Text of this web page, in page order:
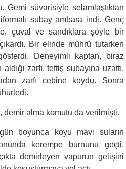
Gemi süvarisiyle selamlaştıktan
subay ambara indi. Genç
çuval ve sandıklara şöyle bir
Bir elinde mührü tutarken
Deneyimli kaptan, biraz
aldığı zarfı, teftiş subayına uzattı.
zarfı cebine koydu. Sonra
demir alma komutu da verilmişti.
boyunca koyu mavi suların
kerempe burnunu geçti.
demirleyen vapurun gelişini